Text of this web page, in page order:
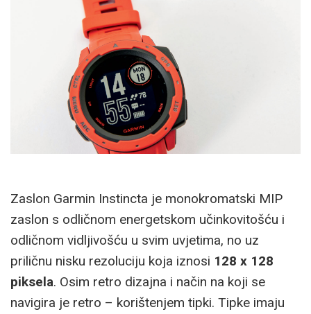
Zaslon Garmin Instincta je monokromatski MIP
zaslon s odličnom energetskom učinkovitošću i
odličnom vidljivošću u svim uvjetima, no uz
priličnu nisku rezoluciju koja iznosi 128 x 128
piksela. Osim retro dizajna i način na koji se
navigira je retro – korištenjem tipki. Tipke imaju